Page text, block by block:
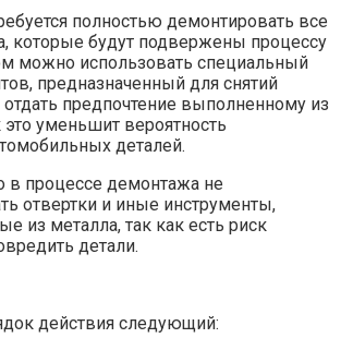
полностью демонтировать все
которые будут подвержены процессу
можно использовать специальный
предназначенный для снятий
предпочтение выполненному из
это уменьшит вероятность
деталей.
в процессе демонтажа не
отвертки и иные инструменты,
из металла, так как есть риск
детали.
действия следующий: